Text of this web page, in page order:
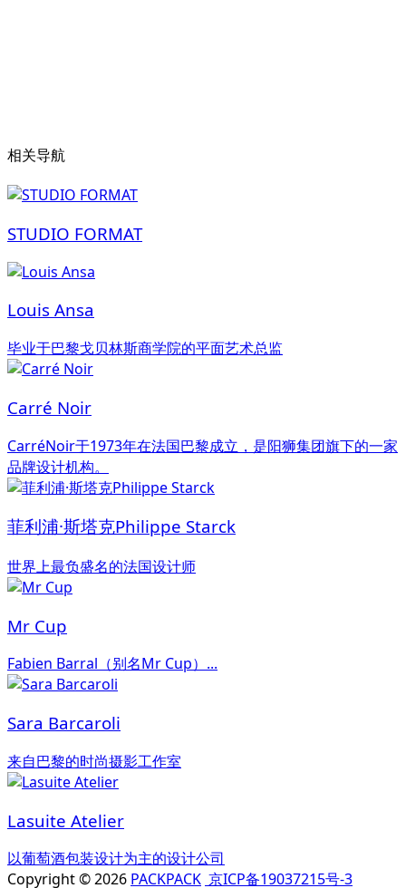
相关导航
STUDIO FORMAT
Louis Ansa
毕业于巴黎戈贝林斯商学院的平面艺术总监
Carré Noir
CarréNoir于1973年在法国巴黎成立，是阳狮集团旗下的一家
品牌设计机构。
菲利浦·斯塔克Philippe Starck
世界上最负盛名的法国设计师
Mr Cup
Fabien Barral（别名Mr Cup）...
Sara Barcaroli
来自巴黎的时尚摄影工作室
Lasuite Atelier
以葡萄酒包装设计为主的设计公司
Copyright © 2026 PACKPACK 京ICP备19037215号-3